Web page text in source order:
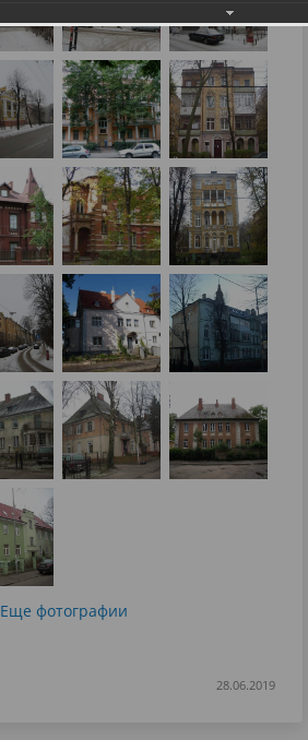
Еще фотографии
28.06.2019